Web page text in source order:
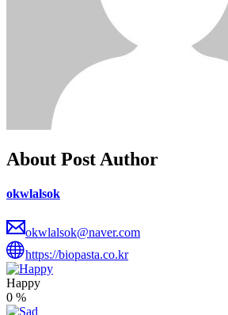
About Post Author
okwlalsok
okwlalsok@naver.com
https://biopasta.co.kr
Happy
0 %